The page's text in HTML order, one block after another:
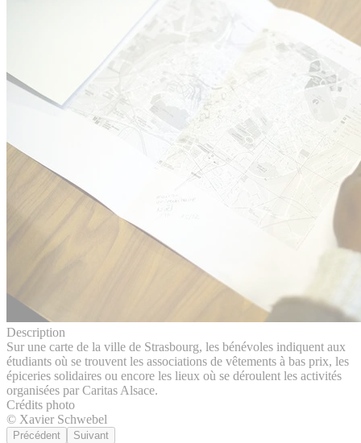
Description
Sur une carte de la ville de Strasbourg, les bénévoles indiquent aux
étudiants où se trouvent les associations de vêtements à bas prix, les
épiceries solidaires ou encore les lieux où se déroulent les activités
organisées par Caritas Alsace.
Crédits photo
© Xavier Schwebel
Précédent Suivant